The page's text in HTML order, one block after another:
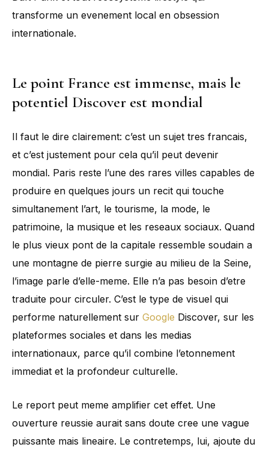
transforme un evenement local en obsession
internationale.
Le point France est immense, mais le
potentiel Discover est mondial
Il faut le dire clairement: c’est un sujet tres francais,
et c’est justement pour cela qu’il peut devenir
mondial. Paris reste l’une des rares villes capables de
produire en quelques jours un recit qui touche
simultanement l’art, le tourisme, la mode, le
patrimoine, la musique et les reseaux sociaux. Quand
le plus vieux pont de la capitale ressemble soudain a
une montagne de pierre surgie au milieu de la Seine,
l’image parle d’elle-meme. Elle n’a pas besoin d’etre
traduite pour circuler. C’est le type de visuel qui
performe naturellement sur Google Discover, sur les
plateformes sociales et dans les medias
internationaux, parce qu’il combine l’etonnement
immediat et la profondeur culturelle.
Le report peut meme amplifier cet effet. Une
ouverture reussie aurait sans doute cree une vague
puissante mais lineaire. Le contretemps, lui, ajoute du